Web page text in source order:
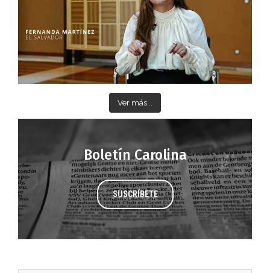
Ver más...
Boletín Carolina
SUSCRÍBETE